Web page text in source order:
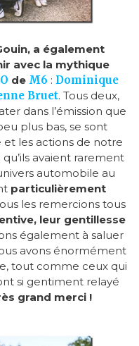
a également
avec la mythique
de M6 : Dominique
Bruet. Tous deux,
dans l’émission que
plus bas, se sont
et les actions de notre
avaient rarement
automobile au
particulièrement
les remercions tous
leur gentillesse
également à saluer
avons énormément
tout comme ceux qui
si gentiment relayé
grand merci !